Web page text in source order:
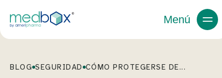
Menú
BLOG SEGURIDAD CÓMO PROTEGERSE DE...